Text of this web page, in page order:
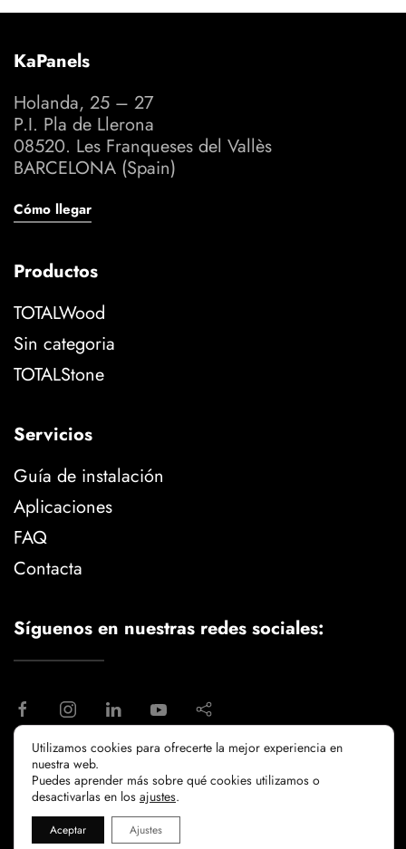
KaPanels
Holanda, 25 – 27
P.I. Pla de Llerona
08520. Les Franqueses del Vallès
BARCELONA (Spain)
Cómo llegar
Productos
TOTALWood
Sin categoria
TOTALStone
Servicios
Guía de instalación
Aplicaciones
FAQ
Contacta
Síguenos en nuestras redes sociales:
aviso legal
politica de privacidad
politicia de cookies
Utilizamos cookies para ofrecerte la mejor experiencia en
nuestra web.
Puedes aprender más sobre qué cookies utilizamos o
desactivarlas en los ajustes.
Aceptar Ajustes